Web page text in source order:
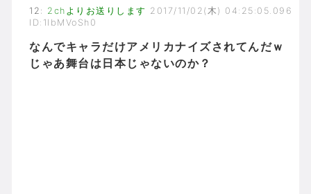
12 : 2chよりお送りします 2017/11/02(木) 04:25:05.096
ID:1IbMVoSh0
なんでキャラだけアメリカナイズされてんだｗ
じゃあ舞台は日本じゃないのか？